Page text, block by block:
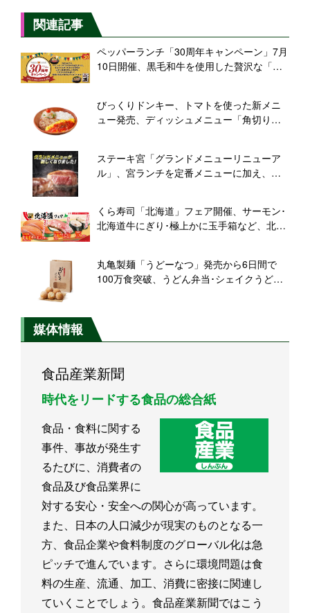
関連記事
ペッパーランチ「30周年キャンペーン」7月
10日開催、黒毛和牛を使用した贅沢な「ペ
びっくりドンキー、トマトを使った新メニ
ュー発売、ディッシュメニュー「角切りト
ど投入
ステーキ宮「グランドメニューリニューア
ル」、宮ランチを定番メニューに加え、
くら寿司「北海道」フェア開催、サーモン･
北海道牛にぎり･極上かに玉手箱など、北海
丸亀製麺「うどーなつ」発売から6日間で
100万食突破、うどん弁当･シェイクうどん
媒体情報
食品産業新聞
時代をリードする食品の総合紙
食品・食料に関する
事件、事故が発生す
るたびに、消費者の
食品及び食品業界に
対する安心・安全への関心が高っています。
また、日本の人口減少が現実のものとなる一
方、食品企業や食料制度のグローバル化は急
ピッチで進んでいます。さらに環境問題は食
料の生産、流通、加工、消費に密接に関連し
ていくことでしょう。食品産業新聞ではこう